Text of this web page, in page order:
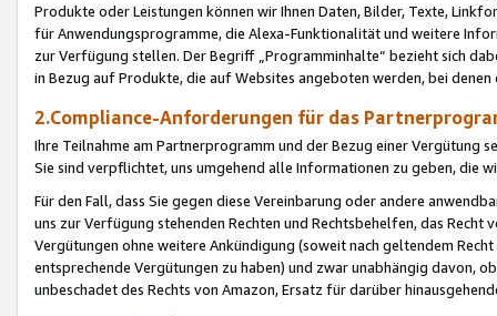
Produkte oder Leistungen können wir Ihnen Daten, Bilder, Texte,
für Anwendungsprogramme, die Alexa-Funktionalität und weitere
zur Verfügung stellen. Der Begriff „Programminhalte“ bezieht sich
in Bezug auf Produkte, die auf Websites angeboten werden, bei
2.Compliance-Anforderungen für das
Ihre Teilnahme am Partnerprogramm und der Bezug einer Vergütung
Sie sind verpflichtet, uns umgehend alle Informationen zu geben, die
Für den Fall, dass Sie gegen diese Vereinbarung oder andere
uns zur Verfügung stehenden Rechten und Rechtsbehelfen, das
Vergütungen ohne weitere Ankündigung (soweit nach geltendem
entsprechende Vergütungen zu haben) und zwar unabhängig davon,
unbeschadet des Rechts von Amazon, Ersatz für darüber